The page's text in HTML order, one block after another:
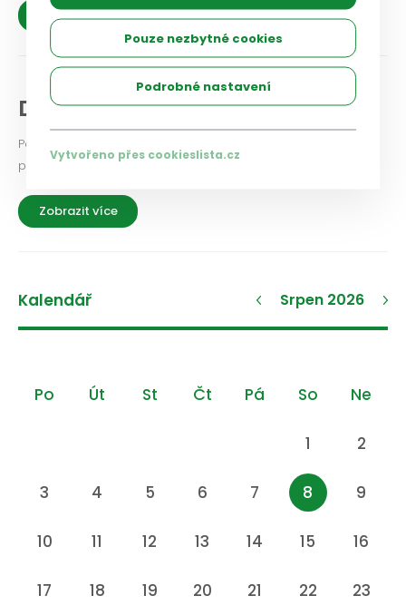
Zobrazit více
Diskuse a názory
Podělte se i vy o své zkušenosti a názory na aktuální
problémy a možnosti jejich řešení.
Zobrazit více
Kalendář Srpen 2026
Po Út St Čt Pá So Ne
1 2
3 4 5 6 7 8 9
10 11 12 13 14 15 16
17 18 19 20 21 22 23
Pouze nezbytné cookies
Podrobné nastavení
Vytvořeno přes cookieslista.cz